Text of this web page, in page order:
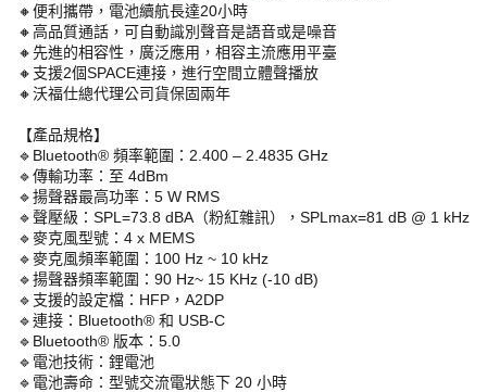
🔸便利攜帶，電池續航長達20小時
🔸高品質通話，可自動識別聲音是語音或是噪音
🔸先進的相容性，廣泛應用，相容主流應用平臺
🔸支援2個SPACE連接，進行空間立體聲播放
🔸沃福仕總代理公司貨保固兩年
【產品規格】
🔹Bluetooth® 頻率範圍：2.400 – 2.4835 GHz
🔹傳輸功率：至 4dBm
🔹揚聲器最高功率：5 W RMS
🔹聲壓級：SPL=73.8 dBA（粉紅雜訊），SPLmax=81 dB @ 1 kHz
🔹麥克風型號：4 x MEMS
🔹麥克風頻率範圍：100 Hz ~ 10 kHz
🔹揚聲器頻率範圍：90 Hz~ 15 KHz (-10 dB)
🔹支援的設定檔：HFP，A2DP
🔹連接：Bluetooth® 和 USB-C
🔹Bluetooth® 版本：5.0
🔹電池技術：鋰電池
🔹電池壽命：型號交流電狀態下 20 小時